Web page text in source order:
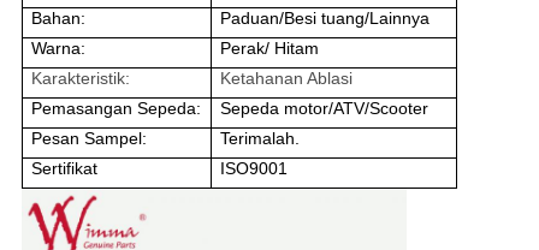
Bahan:
Paduan/Besi tuang/Lainnya
Warna:
Perak/ Hitam
Karakteristik:
Ketahanan Ablasi
Pemasangan Sepeda:
Sepeda motor/ATV/Scooter
Pesan Sampel:
Terimalah.
Sertifikat
ISO9001